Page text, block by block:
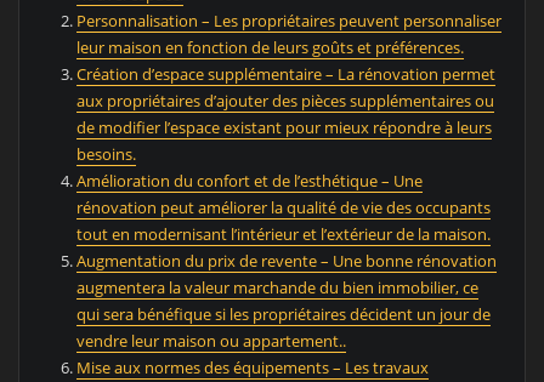
Personnalisation – Les propriétaires peuvent personnaliser
leur maison en fonction de leurs goûts et préférences.
Création d’espace supplémentaire – La rénovation permet
aux propriétaires d’ajouter des pièces supplémentaires ou
de modifier l’espace existant pour mieux répondre à leurs
besoins.
Amélioration du confort et de l’esthétique – Une
rénovation peut améliorer la qualité de vie des occupants
tout en modernisant l’intérieur et l’extérieur de la maison.
Augmentation du prix de revente – Une bonne rénovation
augmentera la valeur marchande du bien immobilier, ce
qui sera bénéfique si les propriétaires décident un jour de
vendre leur maison ou appartement..
Mise aux normes des équipements – Les travaux